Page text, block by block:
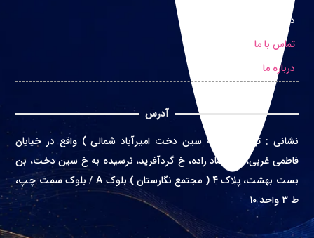
درخواست مشاوره حضوری
تماس با ما
درباره ما
آدرس
نشانی : تهران ( محله سین دخت امیرآباد شمالی ) واقع در خیابان
فاطمی غربی، خ اعتماد زاده، خ گردآفرید، نرسیده به خ سین دخت، بن
بست بهشت، پلاک 4 ( مجتمع نگارستان ) بلوک A / بلوک سمت چپ،
ط 3 واحد 10